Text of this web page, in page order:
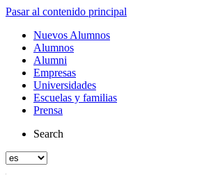
Pasar al contenido principal
Nuevos Alumnos
Alumnos
Alumni
Empresas
Universidades
Escuelas y familias
Prensa
Search